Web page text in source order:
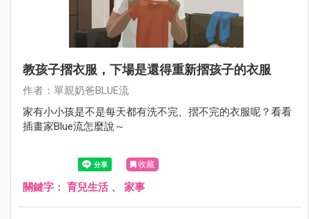
教孩子摺衣服，下場是還得重新摺孩子的衣服
作者：單親奶爸BLUE流
家有小小孩是不是每天都有洗不完、摺不完的衣服呢？看看
插畫家Blue流怎麼說～
收藏
關鍵字： 育兒生活、 家事